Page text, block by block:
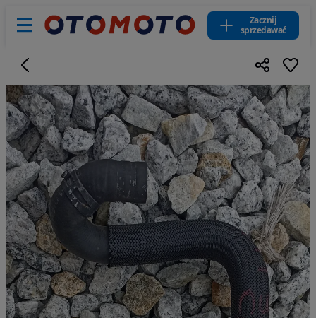
Zacznij
sprzedawać